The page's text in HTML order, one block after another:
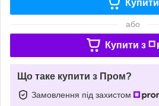
Купити
або
Купити з
Що таке купити з Пром?
Замовлення під захистом